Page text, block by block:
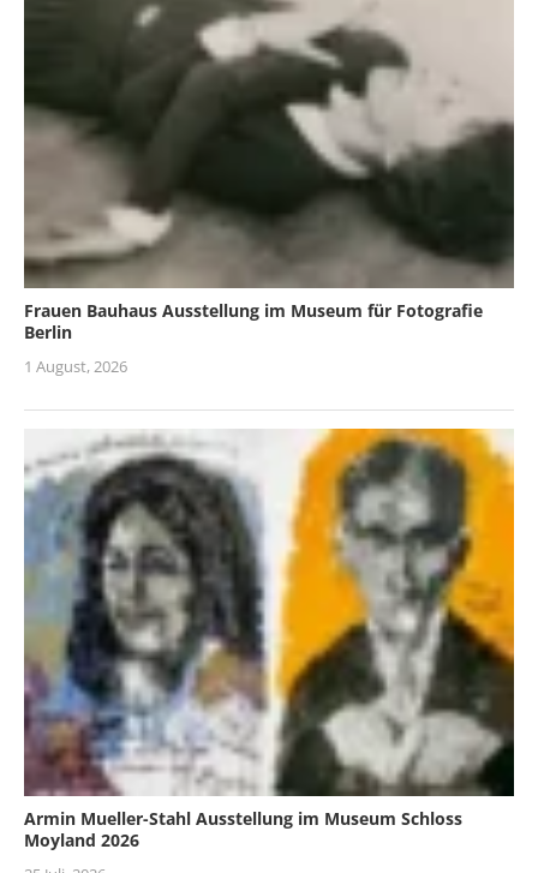
Frauen Bauhaus Ausstellung im Museum für Fotografie
Berlin
1 August, 2026
Armin Mueller-Stahl Ausstellung im Museum Schloss
Moyland 2026